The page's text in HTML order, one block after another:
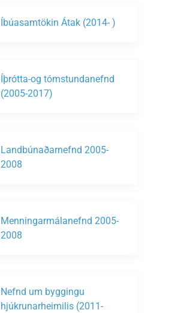
Íbúasamtökin Átak (2014- )
Íþrótta-og tómstundanefnd
(2005-2017)
Landbúnaðarnefnd 2005-
2008
Menningarmálanefnd 2005-
2008
Nefnd um byggingu
hjúkrunarheimilis (2011-